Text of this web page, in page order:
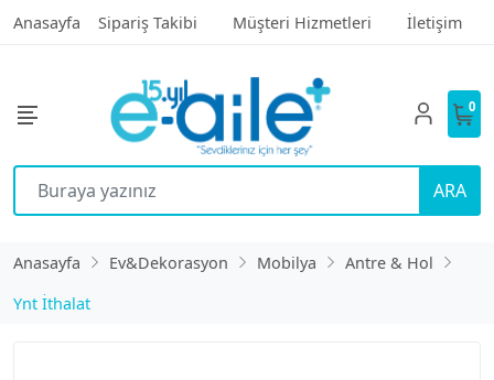
Anasayfa Sipariş Takibi Müşteri Hizmetleri İletişim
ARA
0
Anasayfa Ev&Dekorasyon Mobilya
Antre & Hol
Ynt İthalat